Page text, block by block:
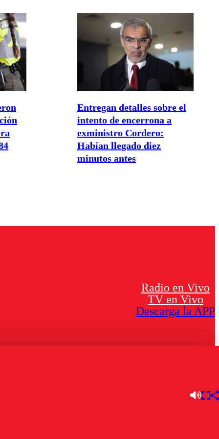
Entregan detalles sobre el
intento de encerrona a
exministro Cordero:
Habían llegado diez
minutos antes
Radio en Vivo
TV en Vivo
Descarga la APP